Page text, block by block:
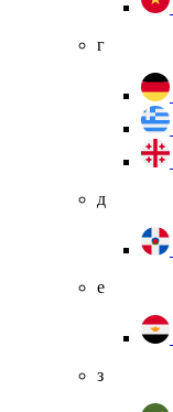
г
д
е
з